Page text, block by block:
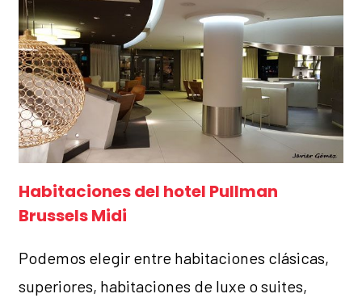
Habitaciones del hotel Pullman
Brussels Midi
Podemos elegir entre habitaciones clásicas,
superiores, habitaciones de luxe o suites,